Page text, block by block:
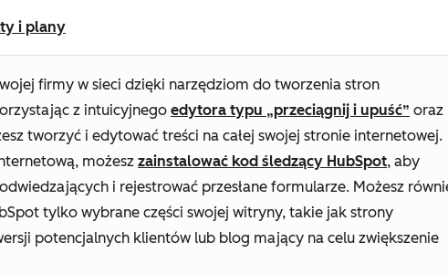
i plany
firmy w sieci dzięki narzędziom do tworzenia stron
z intuicyjnego edytora typu „przeciągnij i upuść” oraz
tworzyć i edytować treści na całej swojej stronie internetowej.
możesz zainstalować kod śledzący HubSpot, aby
i rejestrować przesłane formularze. Możesz
tylko wybrane części swojej witryny, takie jak strony
potencjalnych klientów lub blog mający na celu zwiększenie